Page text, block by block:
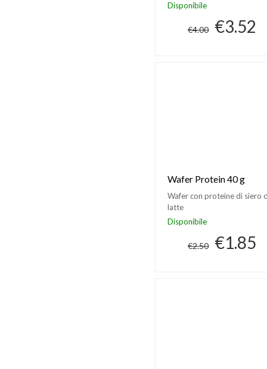
Disponibile
€4.00 €3.52
Wafer Protein 40 g
Wafer con proteine di siero
latte
Disponibile
€2.50 €1.85